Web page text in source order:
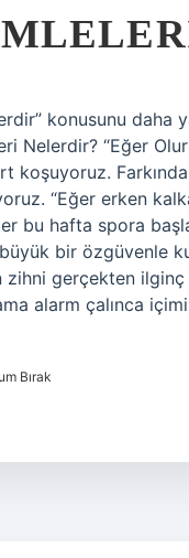
konusunu
Nelerdir? “Eğer
koşuyoruz.
“Eğer erken
bu hafta spora
bir özgüvenle
zihni gerçekten
alarm çalınca
Bırak